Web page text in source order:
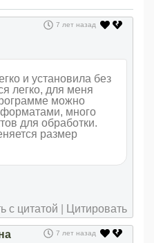
7 лет назад
и установила без
легко, для меня
можно
много
для обработки.
размер
с цитатой Цитировать
7 лет назад